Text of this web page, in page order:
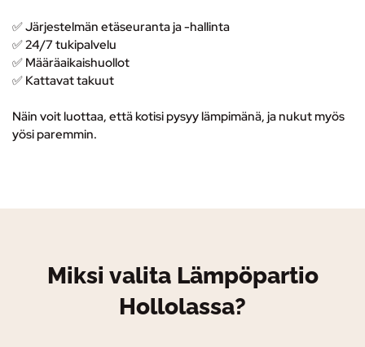
✅ Järjestelmän etäseuranta ja -hallinta
✅24/7 tukipalvelu
✅ Määräaikaishuollot
✅ Kattavat takuut
Näin voit luottaa, että kotisi pysyy lämpimänä, ja nukut myös
yösi paremmin.
Miksi valita Lämpöpartio
Hollolassa?